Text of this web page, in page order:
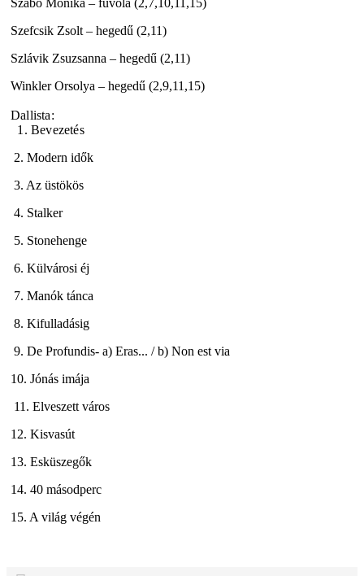
Szefcsik Zsolt – hegedű (2,11)
Szlávik Zsuzsanna – hegedű (2,11)
Winkler Orsolya – hegedű (2,9,11,15)
Dallista:
1. Bevezetés
2. Modern idők
3. Az üstökös
4. Stalker
5. Stonehenge
6. Külvárosi éj
7. Manók tánca
8. Kifulladásig
9. De Profundis- a) Eras... / b) Non est via
10. Jónás imája
11. Elveszett város
12. Kisvasút
13. Esküszegők
14. 40 másodperc
15. A világ végén